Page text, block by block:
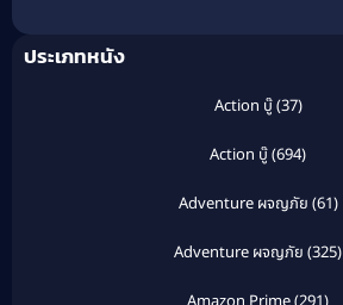
ประเภทหนัง
Action บู๊(37)
Action บู๊(694)
Adventure ผจญภัย (61)
Adventure ผจญภัย (325)